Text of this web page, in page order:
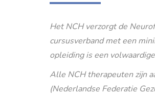
Het NCH verzorgt de
cursusverband met een
opleiding is een
Alle NCH therapeuten zijn
(Nederlandse Federatie